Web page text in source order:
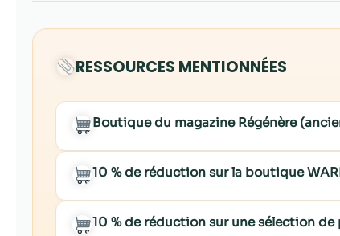
RESSOURCES MENTIONNÉES
Boutique du magazine Régénère
10 % de réduction sur la boutique
10 % de réduction sur une sélection de